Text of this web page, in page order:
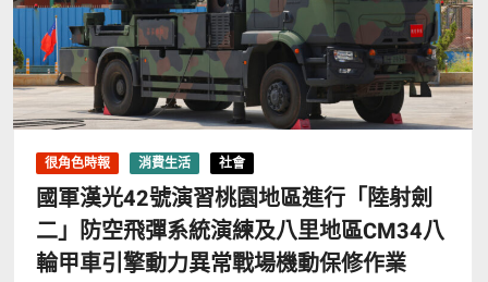
很角色時報 消費生活 社會
國軍漢光42號演習桃園地區進行「陸射劍
二」防空飛彈系統演練及八里地區CM34八
輪甲車引擎動力異常戰場機動保修作業